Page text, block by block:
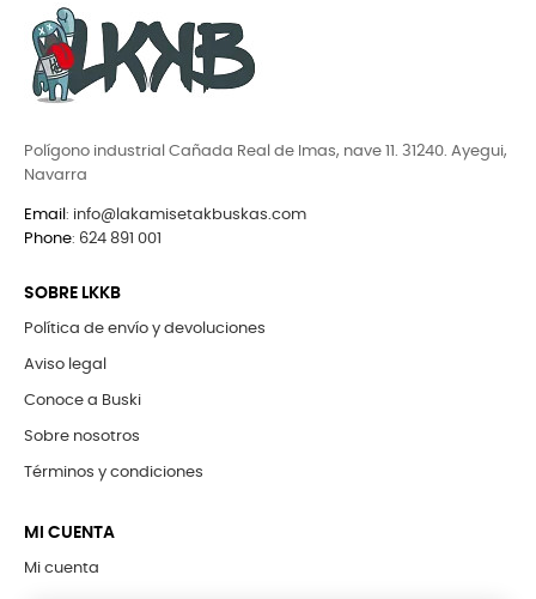
Polígono industrial Cañada Real de Imas, nave 11. 31240. Ayegui,
Navarra
Email : info@lakamisetakbuskas.com
Phone: 624 891 001
SOBRE LKKB
Política de envío y devoluciones
Aviso legal
Conoce a Buski
Sobre nosotros
Términos y condiciones
MI CUENTA
Mi cuenta